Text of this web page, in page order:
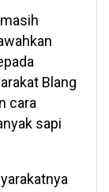
Blang
cara
sapi